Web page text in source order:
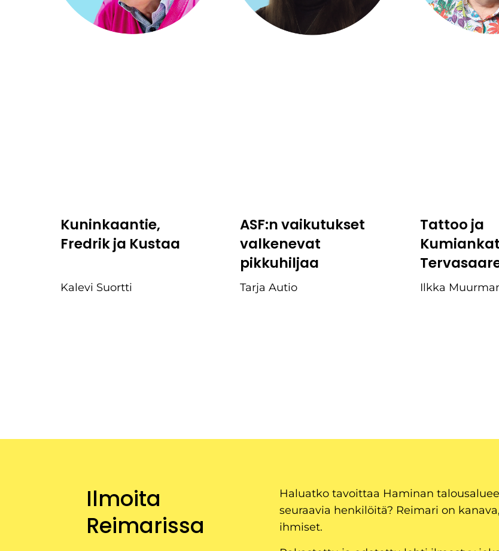
Kuninkaantie,
Fredrik ja Kustaa
Kalevi Suortti
ASF:n vaikutukset
valkenevat
pikkuhiljaa
Tarja Autio
Tattoo ja
Kumiankat
Ilkka
Ilmoita
Reimarissa
Haluatko tavoittaa Haminan
seuraavia henkilöitä? Reimari on
ihmiset.